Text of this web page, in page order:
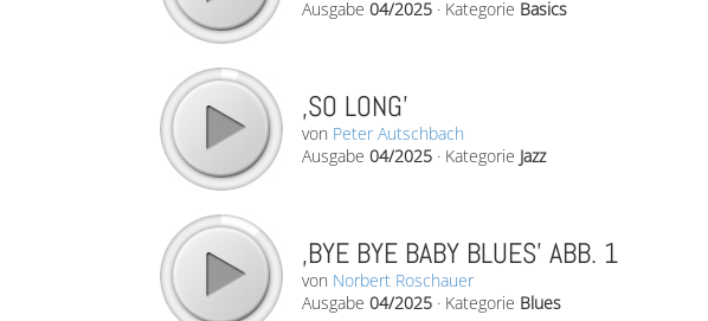
Ausgabe 04/2025 · Kategorie Basics
‚SO LONG’
von Peter Autschbach
Ausgabe 04/2025 · Kategorie Jazz
‚BYE BYE BABY BLUES’ ABB. 1
von Norbert Roschauer
Ausgabe 04/2025 · Kategorie Blues